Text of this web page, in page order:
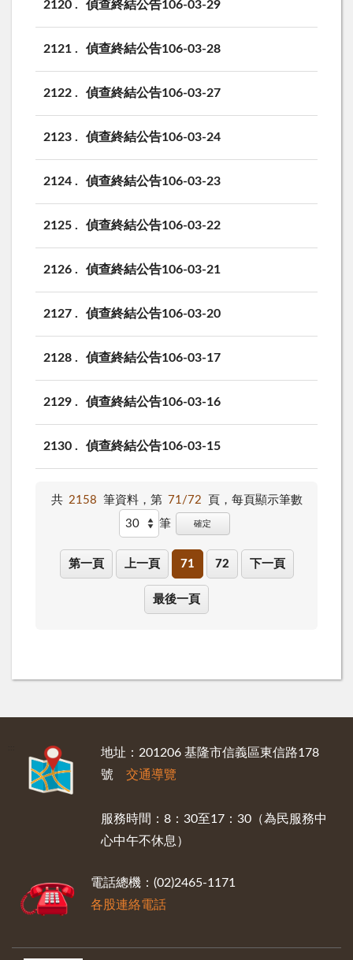
2120 偵查終結公告106-03-29
2121 偵查終結公告106-03-28
2122 偵查終結公告106-03-27
2123 偵查終結公告106-03-24
2124 偵查終結公告106-03-23
2125 偵查終結公告106-03-22
2126 偵查終結公告106-03-21
2127 偵查終結公告106-03-20
2128 偵查終結公告106-03-17
2129 偵查終結公告106-03-16
2130 偵查終結公告106-03-15
共 2158 筆資料，第 71/72 頁， 每頁顯示筆數
筆
確定
第一頁 上一頁 71 72 下一頁
最後一頁
地址：201206 基隆市信義區東信路178
號 交通導覽
服務時間：8：30至17：30（為民服務中
心中午不休息）
電話總機：(02)2465-1171
各股連絡電話